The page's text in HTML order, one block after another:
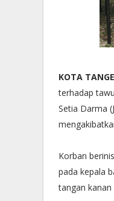
KOTA
terhadap
Setia Darma
Korban
pada kepala
tangan